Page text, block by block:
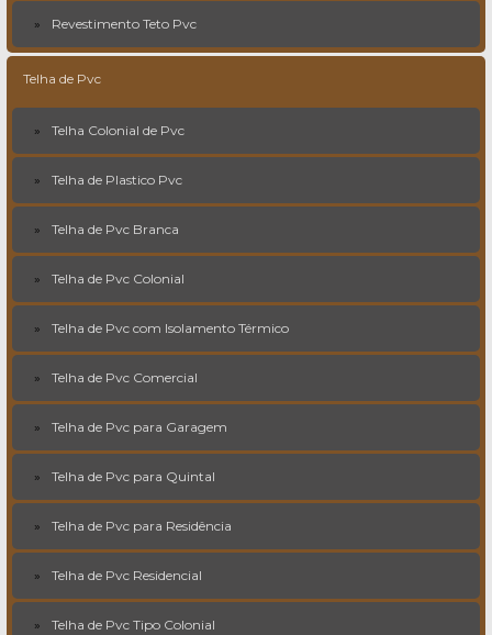
Revestimento Teto Pvc
Telha de Pvc
Telha Colonial de Pvc
Telha de Plastico Pvc
Telha de Pvc Branca
Telha de Pvc Colonial
Telha de Pvc com Isolamento Térmico
Telha de Pvc Comercial
Telha de Pvc para Garagem
Telha de Pvc para Quintal
Telha de Pvc para Residência
Telha de Pvc Residencial
Telha de Pvc Tipo Colonial